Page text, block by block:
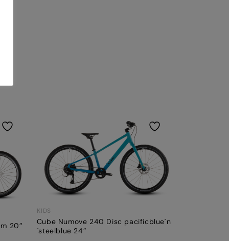
20″
KIDS
Cube Numove 240 Disc pacificblue´n
´steelblue 24″